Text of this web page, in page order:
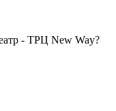
- ТРЦ New Way?